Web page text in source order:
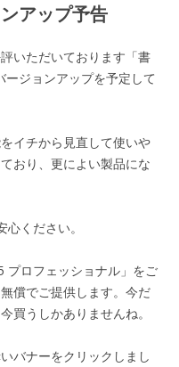
アップ予告
いただいております「書
ジョンアップを予定して
イチから見直して使いや
おり、更によい製品にな
ください。
プロフェッショナル」をご
償でご提供します。今だ
買うしかありませんね。
バナーをクリックしまし